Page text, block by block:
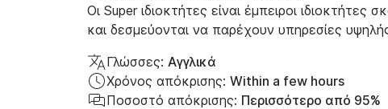
Οι Super ιδιοκτήτες είναι έμπειροι
και δεσμεύονται να παρέχουν υπηρεσίες
Γλώσσες: Αγγλικά
Χρόνος απόκρισης: Within a few hours
Ποσοστό απόκρισης: Περισσότερο από 95%